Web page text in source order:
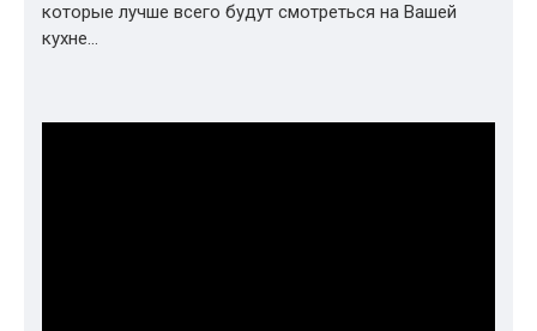
которые лучше всего будут смотреться на Вашей
кухне…